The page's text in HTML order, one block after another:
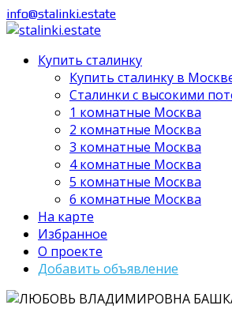
info@stalinki.estate
Купить сталинку
Купить сталинку в
Cталинки с высокими
1 комнатные Москва
2 комнатные Москва
3 комнатные Москва
4 комнатные Москва
5 комнатные Москва
6 комнатные Москва
На карте
Избранное
О проекте
Добавить объявление